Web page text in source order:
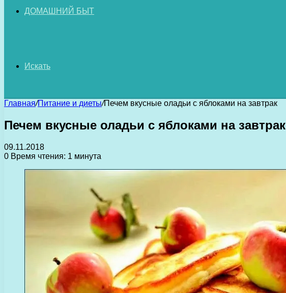
ДОМАШНИЙ БЫТ
Искать
Главная/Питание и диеты/Печем вкусные оладьи с яблоками на завтрак
Печем вкусные оладьи с яблоками на завтрак
09.11.2018
0 Время чтения: 1 минута